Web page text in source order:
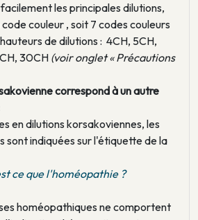
les principales dilutions,
couleur , soit 7 codes couleurs
de dilutions : 4CH, 5CH,
30CH (voir onglet « Précautions
correspond à un autre
en dilutions korsakoviennes, les
sont indiquées sur l'étiquette de la
ce que l'homéopathie ?
homéopathiques ne comportent